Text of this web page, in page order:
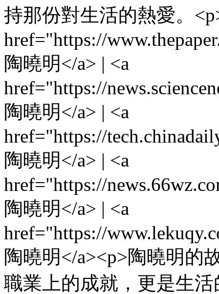
持那份對生活的熱愛。
href="https://
陶曉明</a> | <a
href="https://
陶曉明</a> | <a
href="https://
陶曉明</a> | <a
href="https://
陶曉明</a> | <a
href="https://
陶曉明</a><p>陶曉明的
職業上的成就，更是生